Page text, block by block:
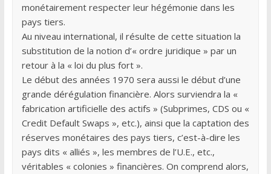
monétairement respecter leur hégémonie dans les
pays tiers.
Au niveau international, il résulte de cette situation la
substitution de la notion d’« ordre juridique » par un
retour à la « loi du plus fort ».
Le début des années 1970 sera aussi le début d’une
grande dérégulation financière. Alors surviendra la «
fabrication artificielle des actifs » (Subprimes, CDS ou «
Credit Default Swaps », etc.), ainsi que la captation des
réserves monétaires des pays tiers, c’est-à-dire les
pays dits « alliés », les membres de l’U.E., etc.,
véritables « colonies » financières. On comprend alors,